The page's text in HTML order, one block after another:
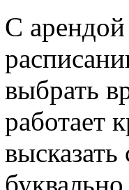
С
выбрать
работает